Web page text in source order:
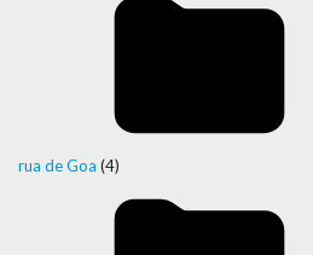
rua de Goa (4)